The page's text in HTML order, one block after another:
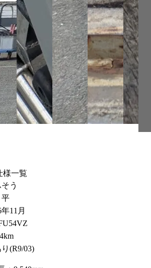
様一覧
う
平
11月
(R9/03)